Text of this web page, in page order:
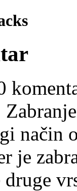
način
je